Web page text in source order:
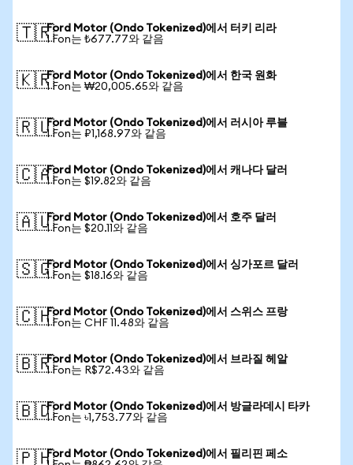
🇹🇷Ford Motor (Ondo Tokenized)에서 터키 리라
1 Fon는 ₺677.77와 같음
🇰🇷Ford Motor (Ondo Tokenized)에서 한국 원화
1 Fon는 ₩20,005.65와 같음
🇷🇺Ford Motor (Ondo Tokenized)에서 러시아 루블
1 Fon는 ₽1,168.97와 같음
🇨🇦Ford Motor (Ondo Tokenized)에서 캐나다 달러
1 Fon는 $19.82와 같음
🇦🇺Ford Motor (Ondo Tokenized)에서 호주 달러
1 Fon는 $20.11와 같음
🇸🇬Ford Motor (Ondo Tokenized)에서 싱가포르 달러
1 Fon는 $18.16와 같음
🇨🇭Ford Motor (Ondo Tokenized)에서 스위스 프랑
1 Fon는 CHF 11.48와 같음
🇧🇷Ford Motor (Ondo Tokenized)에서 브라질 헤알
1 Fon는 R$72.43와 같음
🇧🇩Ford Motor (Ondo Tokenized)에서 방글라데시 타카
1 Fon는 ৳1,753.77와 같음
🇵🇭Ford Motor (Ondo Tokenized)에서 필리핀 페소